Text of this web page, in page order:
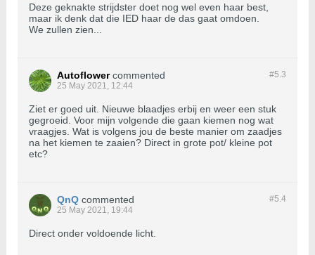
Deze geknakte strijdster doet nog wel even haar best,
maar ik denk dat die IED haar de das gaat omdoen.
We zullen zien...
#5.3
Autoflower commented
25 May 2021, 12:44
Ziet er goed uit. Nieuwe blaadjes erbij en weer een stuk
gegroeid. Voor mijn volgende die gaan kiemen nog wat
vraagjes. Wat is volgens jou de beste manier om zaadjes
na het kiemen te zaaien? Direct in grote pot/ kleine pot
etc?
#5.4
QnQ commented
25 May 2021, 19:44
Direct onder voldoende licht.